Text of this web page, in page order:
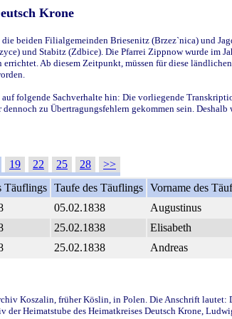
Krone
beiden Filialgemeinden Briesenitz (Brzez`nica) und
und Stabitz (Zdbice). Die Pfarrei Zippnow wurde im
Ab diesem Zeitpunkt, müssen für diese
folgende Sachverhalte hin: Die vorliegende
zu Übertragungsfehlern gekommen sein.
19 22 25 28
>>
Täuflings Taufe des Täuflings Vorname des
05.02.1838 Augustinus
25.02.1838 Elisabeth
25.02.1838 Andreas
Koszalin, früher Köslin, in Polen. Die Anschrift
Heimatstube des Heimatkreises Deutsch Krone,